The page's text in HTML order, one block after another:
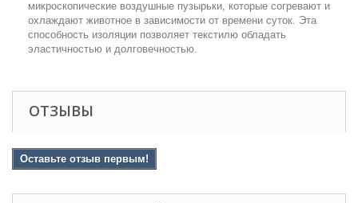
микроскопические воздушные пузырьки, которые согревают и
охлаждают животное в зависимости от времени суток. Эта
способность изоляции позволяет текстилю обладать
эластичностью и долговечностью.
ОТЗЫВЫ
Оставьте отзыв первым!